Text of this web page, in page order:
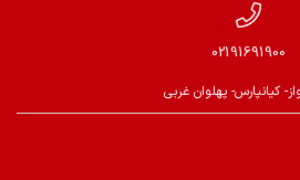
02191691900
کیانپارس- پهلوان غربی